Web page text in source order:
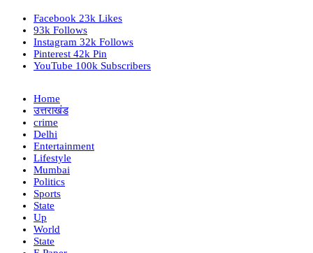
Facebook 23k Likes
93k Follows
Instagram 32k Follows
Pinterest 42k Pin
YouTube 100k Subscribers
Home
उत्तराखंड
crime
Delhi
Entertainment
Lifestyle
Mumbai
Politics
Sports
State
Up
World
State